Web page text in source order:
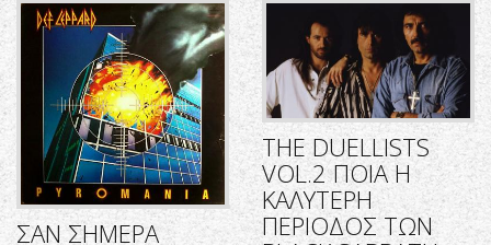
ΣΑΝ ΣΗΜΕΡΑ
THE DUELLISTS
VOL.2 ΠΟΙΑ Η
ΚΑΛΥΤΕΡΗ
ΠΕΡΙΟΔΟΣ ΤΩΝ